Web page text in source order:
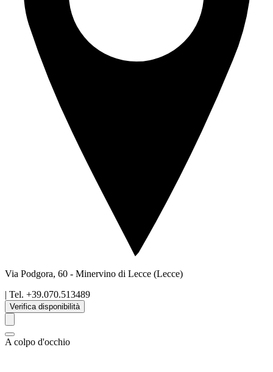
Via Podgora, 60 - Minervino di Lecce (Lecce)
| Tel. +39.070.513489
Verifica disponibilità
A colpo d'occhio